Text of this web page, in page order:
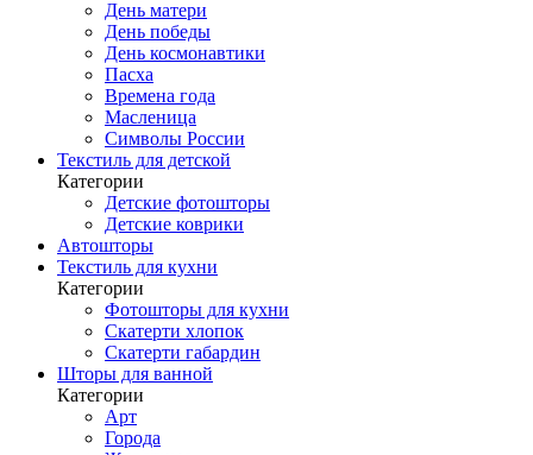
День матери
День победы
День космонавтики
Пасха
Времена года
Масленица
Символы России
Текстиль для детской
Категории
Детские фотошторы
Детские коврики
Автошторы
Текстиль для кухни
Категории
Фотошторы для кухни
Скатерти хлопок
Скатерти габардин
Шторы для ванной
Категории
Арт
Города